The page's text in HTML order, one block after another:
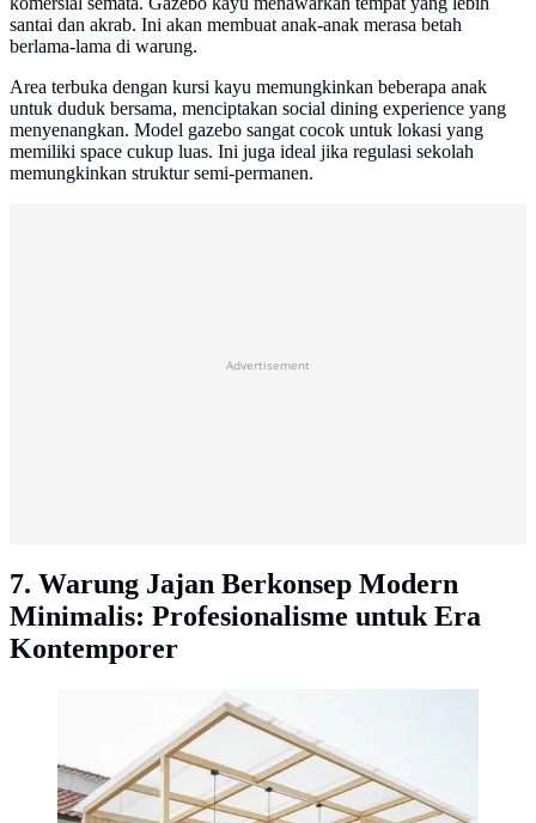
santai dan akrab. Ini akan membuat anak-anak merasa betah
berlama-lama di warung.
Area terbuka dengan kursi kayu memungkinkan beberapa anak
untuk duduk bersama, menciptakan social dining experience yang
menyenangkan. Model gazebo sangat cocok untuk lokasi yang
memiliki space cukup luas. Ini juga ideal jika regulasi sekolah
memungkinkan struktur semi-permanen.
Advertisement
7. Warung Jajan Berkonsep Modern
Minimalis: Profesionalisme untuk Era
Kontemporer